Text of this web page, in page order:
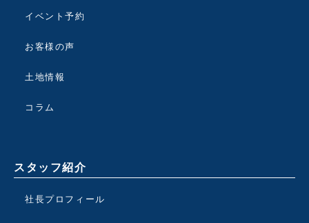
イベント予約
お客様の声
土地情報
コラム
スタッフ紹介
社長プロフィール